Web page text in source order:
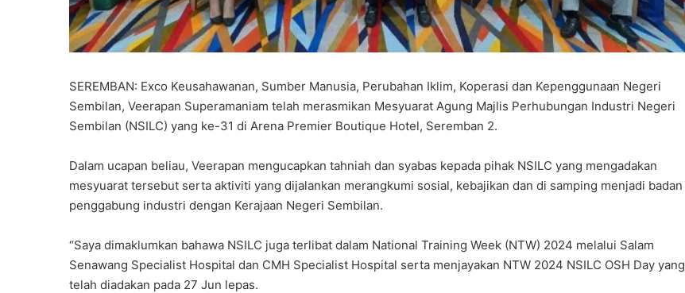
SEREMBAN: Exco Keusahawanan, Sumber Manusia, Perubahan Iklim, Koperasi dan Kepenggunaan Negeri
Sembilan, Veerapan Superamaniam telah merasmikan Mesyuarat Agung Majlis Perhubungan Industri Negeri
Sembilan (NSILC) yang ke-31 di Arena Premier Boutique Hotel, Seremban 2.
Dalam ucapan beliau, Veerapan mengucapkan tahniah dan syabas kepada pihak NSILC yang mengadakan
mesyuarat tersebut serta aktiviti yang dijalankan merangkumi sosial, kebajikan dan di samping menjadi badan
penggabung industri dengan Kerajaan Negeri Sembilan.
“Saya dimaklumkan bahawa NSILC juga terlibat dalam National Training Week (NTW) 2024 melalui Salam
Senawang Specialist Hospital dan CMH Specialist Hospital serta menjayakan NTW 2024 NSILC OSH Day yang
telah diadakan pada 27 Jun lepas.